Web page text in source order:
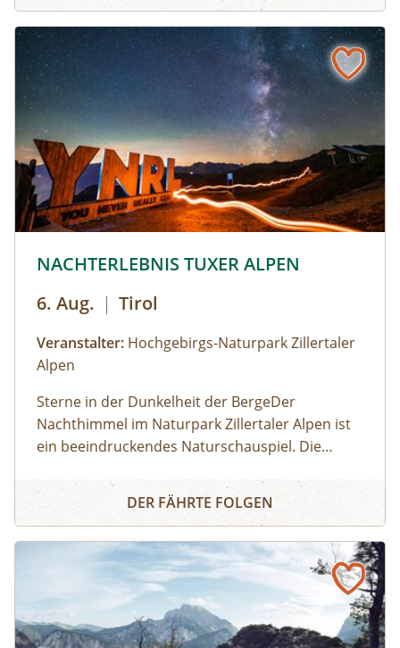
NACHTERLEBNIS TUXER ALPEN
6. Aug. | Tirol
Veranstalter: Hochgebirgs-Naturpark Zillertaler
Alpen
Sterne in der Dunkelheit der BergeDer
Nachthimmel im Naturpark Zillertaler Alpen ist
ein beeindruckendes Naturschauspiel. Die
zu den Regionen, wo man den dunklen
Nachthimmel mit seinen leuchtenden Sternen
Taxi zum Melchboden auf 2.000 m Seehöhe.
Nach einer Einführung zum Kosmos und zur
Milchstraße beobachten wir mit einem Teleskop
die Sommer-Sternbilder. Unser Experte
NACHTERLEBNIS TUXER ALPEN
DER FÄHRTE FOLGEN